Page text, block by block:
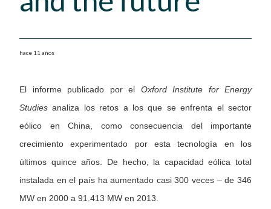
hace 11 años
El informe publicado por el Oxford Institute for Energy
Studies analiza los retos a los que se enfrenta el sector
eólico en China, como consecuencia del importante
crecimiento experimentado por esta tecnología en los
últimos quince años. De hecho, la capacidad eólica total
instalada en el país ha aumentado casi 300 veces – de 346
MW en 2000 a 91.413 MW en 2013.